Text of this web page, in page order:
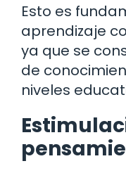
Esto es
aprendizaje
ya que se
de
niveles